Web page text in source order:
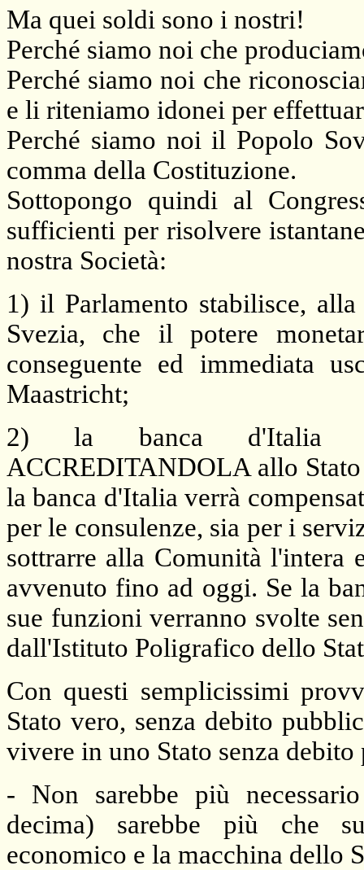
Ma quei soldi sono i nostri!
Perché siamo noi che
Perché siamo noi che
e li riteniamo idonei per
Perché siamo noi il Popolo
comma della Costituzione.
Sottopongo quindi al
sufficienti per risolvere
nostra Società:
1) il Parlamento stabilisce,
Svezia, che il potere
conseguente ed immediata
Maastricht;
2) la banca d'Italia
ACCREDITANDOLA allo
la banca d'Italia verrà
per le consulenze, sia per i
sottrarre alla Comunità l'intera
avvenuto fino ad oggi. Se la
sue funzioni verranno svolte
dall'Istituto Poligrafico dello
Con questi semplicissimi
Stato vero, senza debito
vivere in uno Stato senza
- Non sarebbe più
decima) sarebbe più che
economico e la macchina dello